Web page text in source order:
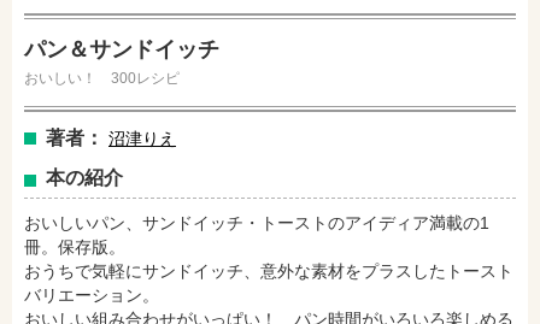
パン＆サンドイッチ
おいしい！ 300レシピ
著者： 沼津りえ
本の紹介
おいしいパン、サンドイッチ・トーストのアイディア満載の1
冊。保存版。
おうちで気軽にサンドイッチ、意外な素材をプラスしたトースト
バリエーション。
おいしい組み合わせがいっぱい！ パン時間がいろいろ楽しめる
amazonで購入 楽天ブックスで購入
セブンネットショッピングで購入 紀伊國屋書店で購入